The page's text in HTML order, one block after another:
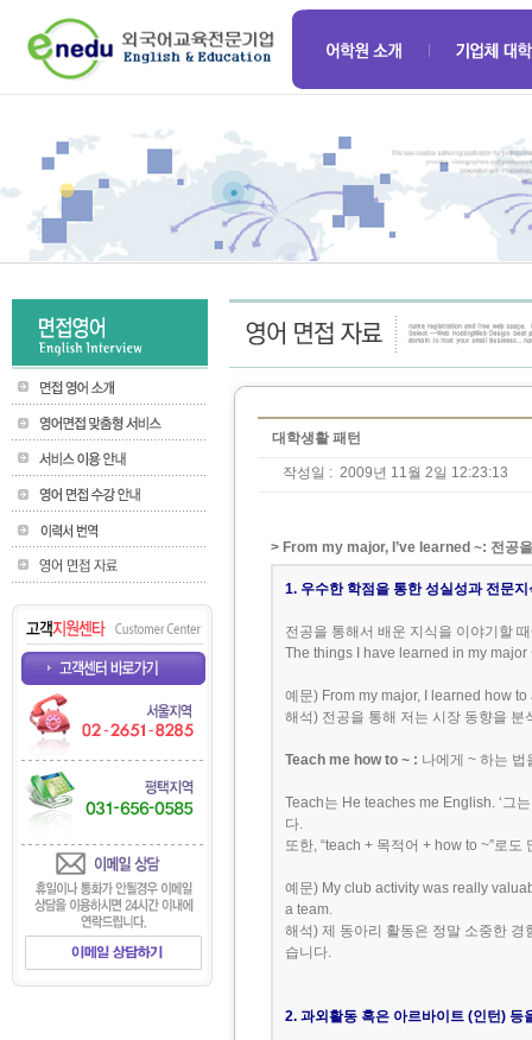
대학생활 패턴
작성일 : 2009년 11월 2일 12:23:13
> From my major, I’ve learned ~: 전공
1. 우수한 학점을 통한 성실성과 전문
전공을 통해서 배운 지식을 이야기할
The things I have learned in my major
예문) From my major, I learned how
해석) 전공을 통해 저는 시장 동향을
Teach me how to ~ : 나에게 ~ 하는 법
Teach는 He teaches me English. ‘그
다.
또한, “teach + 목적어 + how to ~”로도
예문) My club activity was really
a team.
해석) 제 동아리 활동은 정말 소중한
습니다.
2. 과외활동 혹은 아르바이트 (인턴) 등